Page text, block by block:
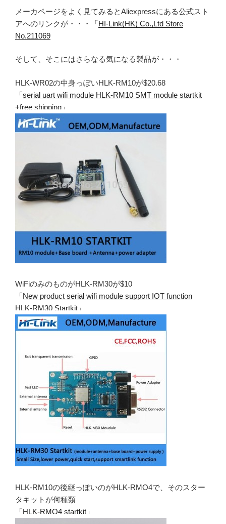
メーカページをよく見てみるとAliexpressにある公式スト
アへのリンクが・・・「HI-Link(HK) Co.,Ltd Store
No.211069
そして、そこにはさらなる気になる製品が・・・
HLK-WR02の中身っぽいHLK-RM10が$20.68
「serial uart wifi module HLK-RM10 SMT module startkit
+free shipping 」
WiFiのみのものがHLK-RM30が$10
「New product serial wifi module support IOT function
HLK-RM30 Startkit 」
HLK-RM10の後継っぽいのがHLK-RMO4で、そのスター
タキットが何種類
「HLK-RMO4 startkit 」